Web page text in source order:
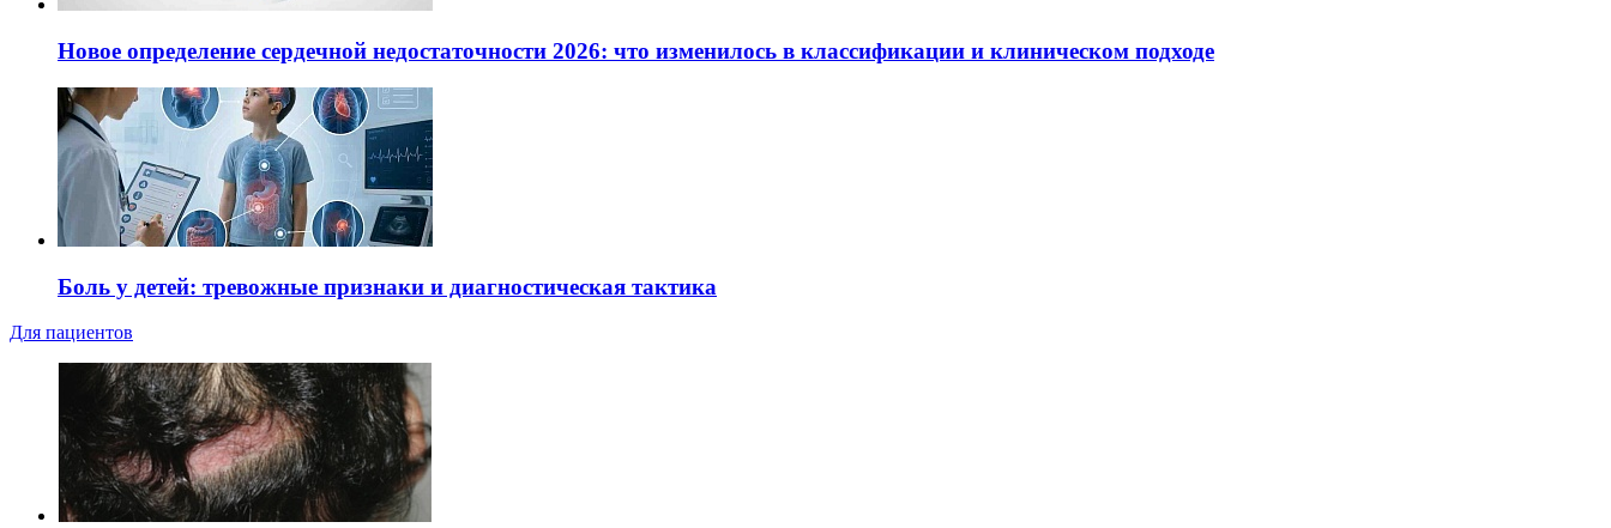
Новое определение сердечной недостаточности 2026: что изменилось в классификации и клиническом подходе
Боль у детей: тревожные признаки и диагностическая тактика
Для пациентов